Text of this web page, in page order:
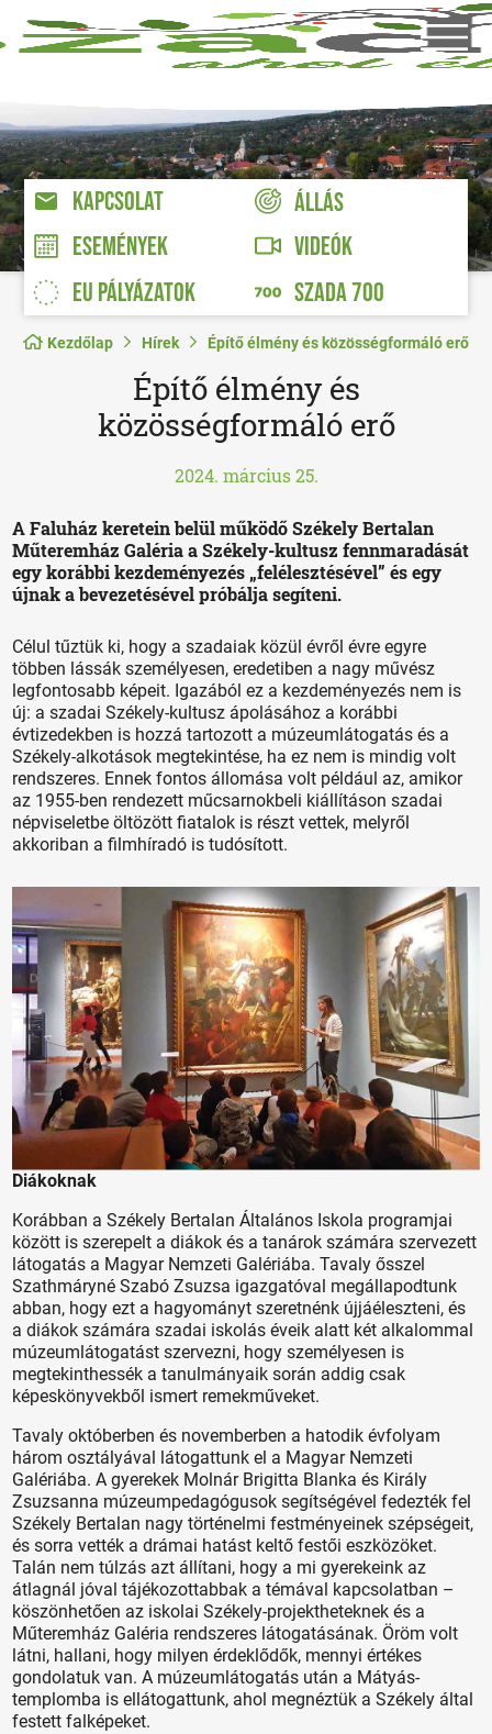
KAPCSOLAT
ÁLLÁS
ESEMÉNYEK
VIDEÓK
EU PÁLYÁZATOK
SZADA 700
Kezdőlap Hírek Építő élmény és közösségformáló erő
Építő élmény és
közösségformáló erő
2024. március 25.
A Faluház keretein belül működő Székely Bertalan
Műteremház Galéria a Székely-kultusz fennmaradását
egy korábbi kezdeményezés „felélesztésével” és egy
újnak a bevezetésével próbálja segíteni.
Célul tűztük ki, hogy a szadaiak közül évről évre egyre
többen lássák személyesen, eredetiben a nagy művész
legfontosabb képeit. Igazából ez a kezdeményezés nem is
új: a szadai Székely-kultusz ápolásához a korábbi
évtizedekben is hozzá tartozott a múzeumlátogatás és a
Székely-alkotások megtekintése, ha ez nem is mindig volt
rendszeres. Ennek fontos állomása volt például az, amikor
az 1955-ben rendezett műcsarnokbeli kiállításon szadai
népviseletbe öltözött fiatalok is részt vettek, melyről
akkoriban a filmhíradó is tudósított.
Diákoknak
Korábban a Székely Bertalan Általános Iskola programjai
között is szerepelt a diákok és a tanárok számára szervezett
látogatás a Magyar Nemzeti Galériába. Tavaly ősszel
Szathmáryné Szabó Zsuzsa igazgatóval megállapodtunk
abban, hogy ezt a hagyományt szeretnénk újjáéleszteni, és
a diákok számára szadai iskolás éveik alatt két alkalommal
múzeumlátogatást szervezni, hogy személyesen is
megtekinthessék a tanulmányaik során addig csak
képeskönyvekből ismert remekműveket.
Tavaly októberben és novemberben a hatodik évfolyam
három osztályával látogattunk el a Magyar Nemzeti
Galériába. A gyerekek Molnár Brigitta Blanka és Király
Zsuzsanna múzeumpedagógusok segítségével fedezték fel
Székely Bertalan nagy történelmi festményeinek szépségeit,
és sorra vették a drámai hatást keltő festői eszközöket.
Talán nem túlzás azt állítani, hogy a mi gyerekeink az
átlagnál jóval tájékozottabbak a témával kapcsolatban –
köszönhetően az iskolai Székely-projektheteknek és a
Műteremház Galéria rendszeres látogatásának. Öröm volt
látni, hallani, hogy milyen érdeklődők, mennyi értékes
gondolatuk van. A múzeumlátogatás után a Mátyás-
templomba is ellátogattunk, ahol megnéztük a Székely által
festett falképeket.